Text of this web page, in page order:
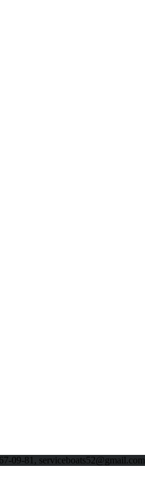
09-81, serviceboats52@gmail.com